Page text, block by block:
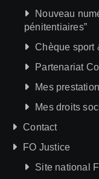
Nouveau
pénitentiaires”
Chèque sport
Partenariat
Mes
Mes droits
Contact
FO Justice
Site national